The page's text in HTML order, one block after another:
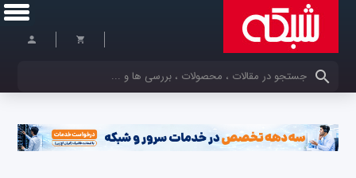
کلمات کلیدی خود را وارد کنید